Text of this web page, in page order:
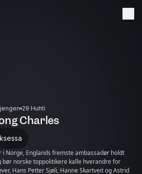
29 Huhti
Charles
i Norge, Englands fremste ambassadør holdt
bør norske toppolitikere kalle hverandre for
Hans Petter Sjøli, Hanne Skartveit og Astrid